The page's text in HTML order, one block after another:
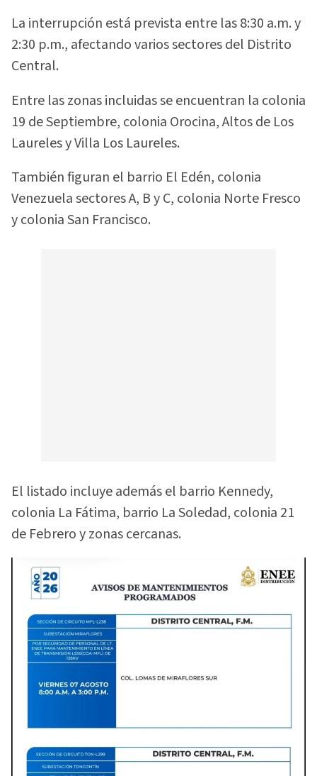
La interrupción está prevista entre las 8:30 a.m. y
2:30 p.m., afectando varios sectores del Distrito
Central.
Entre las zonas incluidas se encuentran la colonia
19 de Septiembre, colonia Orocina, Altos de Los
Laureles y Villa Los Laureles.
También figuran el barrio El Edén, colonia
Venezuela sectores A, B y C, colonia Norte Fresco
y colonia San Francisco.
El listado incluye además el barrio Kennedy,
colonia La Fátima, barrio La Soledad, colonia 21
de Febrero y zonas cercanas.